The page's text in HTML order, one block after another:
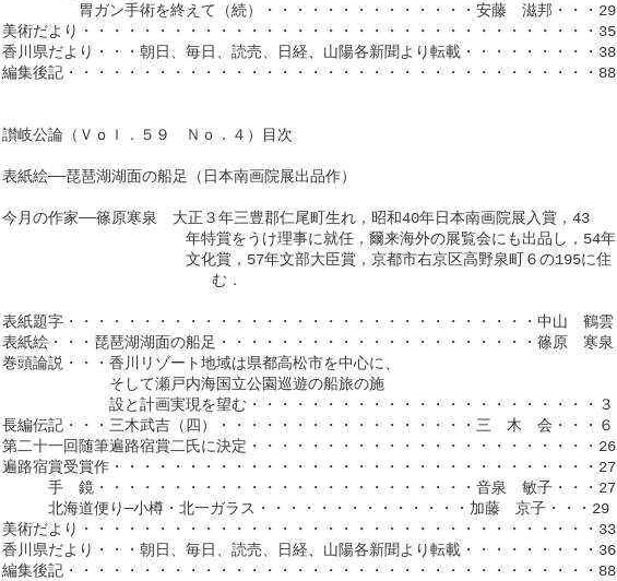
胃ガン手術を終えて（続）・・・・・・・・・・・・・・安藤　滋邦・・・29
美術だより・・・・・・・・・・・・・・・・・・・・・・・・・・・・・・・・・・35
香川県だより・・・朝日、毎日、読売、日経、山陽各新聞より転載・・・・・・・・・38
編集後記・・・・・・・・・・・・・・・・・・・・・・・・・・・・・・・・・・・88
讃岐公論（Ｖｏｌ．５９　Ｎｏ．４）目次
表紙絵──琵琶湖湖面の船足（日本南画院展出品作）
今月の作家──篠原寒泉　大正３年三豊郡仁尾町生れ，昭和40年日本南画院展入賞，43
年特賞をうけ理事に就任，爾来海外の展覧会にも出品し，54年
文化賞，57年文部大臣賞，京都市右京区高野泉町６の195に住
                        む．
表紙題字・・・・・・・・・・・・・・・・・・・・・・・・・・・・・・・中山　鶴雲
表紙絵・・・琵琶湖湖面の船足・・・・・・・・・・・・・・・・・・・・・篠原　寒泉
巻頭論説・・・香川リゾート地域は県都高松市を中心に、
そして瀬戸内海国立公園巡遊の船旅の施
設と計画実現を望む・・・・・・・・・・・・・・・・・・・・・・・３
長編伝記・・・三木武吉（四）・・・・・・・・・・・・・・・・・三　木　会・・・６
第二十一回随筆遍路宿賞二氏に決定・・・・・・・・・・・・・・・・・・・・・・・26
遍路宿賞受賞作・・・・・・・・・・・・・・・・・・・・・・・・・・・・・・・・27
手　鏡・・・・・・・・・・・・・・・・・・・・・・・・・音泉　敏子・・・27
北海道便り─小樽・北一ガラス・・・・・・・・・・・・・・加藤　京子・・・29
美術だより・・・・・・・・・・・・・・・・・・・・・・・・・・・・・・・・・・33
香川県だより・・・朝日、毎日、読売、日経、山陽各新聞より転載・・・・・・・・・36
編集後記・・・・・・・・・・・・・・・・・・・・・・・・・・・・・・・・・・・88